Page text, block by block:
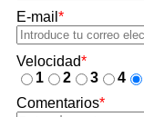
E-mail *
Velocidad*
1
2 3 4
Comentarios*